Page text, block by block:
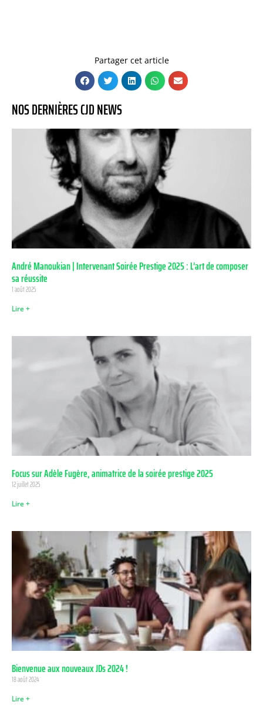
Partager cet article
NOS DERNIÈRES CJD NEWS
André Manoukian | Intervenant Soirée Prestige 2025 : L’art de composer
sa réussite
1 août 2025
Lire +
Focus sur Adèle Fugère, animatrice de la soirée prestige 2025
12 juillet 2025
Lire +
Bienvenue aux nouveaux JDs 2024 !
18 août 2024
Lire +